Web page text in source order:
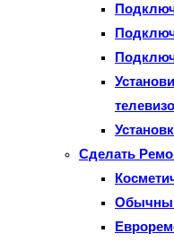
Сделать